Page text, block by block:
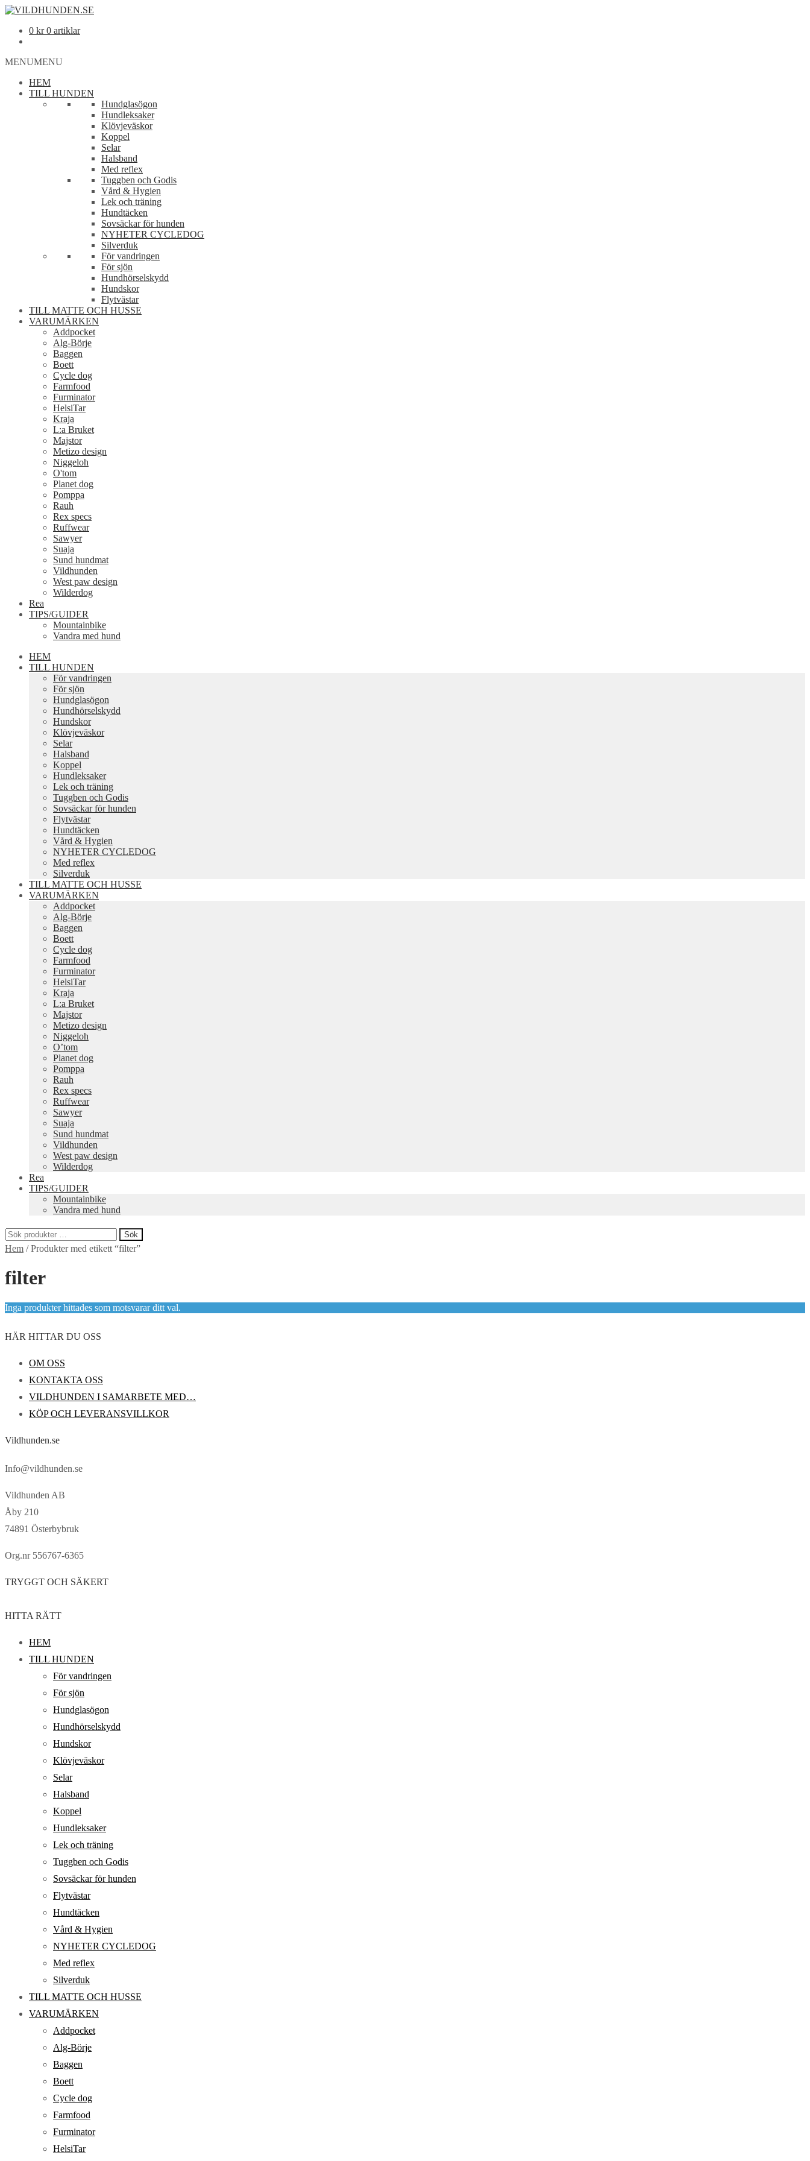
0 kr 0 artiklar
MENUMENU
HEM
TILL HUNDEN
Hundglasögon
Hundleksaker
Klövjeväskor
Koppel
Selar
Halsband
Med reflex
Tuggben och Godis
Vård & Hygien
Lek och träning
Hundtäcken
Sovsäckar för hunden
NYHETER CYCLEDOG
Silverduk
För vandringen
För sjön
Hundhörselskydd
Hundskor
Flytvästar
TILL MATTE OCH HUSSE
VARUMÄRKEN
Addpocket
Alg-Börje
Baggen
Boett
Cycle dog
Farmfood
Furminator
HelsiTar
Kraja
L:a Bruket
Majstor
Metizo design
Niggeloh
O'tom
Planet dog
Pomppa
Rauh
Rex specs
Ruffwear
Sawyer
Suaja
Sund hundmat
Vildhunden
West paw design
Wilderdog
Rea
TIPS/GUIDER
Mountainbike
Vandra med hund
HEM
TILL HUNDEN
För vandringen
För sjön
Hundglasögon
Hundhörselskydd
Hundskor
Klövjeväskor
Selar
Halsband
Koppel
Hundleksaker
Lek och träning
Tuggben och Godis
Sovsäckar för hunden
Flytvästar
Hundtäcken
Vård & Hygien
NYHETER CYCLEDOG
Med reflex
Silverduk
TILL MATTE OCH HUSSE
VARUMÄRKEN
Addpocket
Alg-Börje
Baggen
Boett
Cycle dog
Farmfood
Furminator
HelsiTar
Kraja
L:a Bruket
Majstor
Metizo design
Niggeloh
O’tom
Planet dog
Pomppa
Rauh
Rex specs
Ruffwear
Sawyer
Suaja
Sund hundmat
Vildhunden
West paw design
Wilderdog
Rea
TIPS/GUIDER
Mountainbike
Vandra med hund
Sök
efter:
Sök
Hem /Produkter med etikett “filter”
filter
Inga produkter hittades som motsvarar ditt val.
HÄR HITTAR DU OSS
OM OSS
KONTAKTA OSS
VILDHUNDEN I SAMARBETE MED…
KÖP OCH LEVERANSVILLKOR
Vildhunden.se
Info@vildhunden.se
Vildhunden AB
Åby 210
74891 Österbybruk
Org.nr 556767-6365
TRYGGT OCH SÄKERT
HITTA RÄTT
HEM
TILL HUNDEN
För vandringen
För sjön
Hundglasögon
Hundhörselskydd
Hundskor
Klövjeväskor
Selar
Halsband
Koppel
Hundleksaker
Lek och träning
Tuggben och Godis
Sovsäckar för hunden
Flytvästar
Hundtäcken
Vård & Hygien
NYHETER CYCLEDOG
Med reflex
Silverduk
TILL MATTE OCH HUSSE
VARUMÄRKEN
Addpocket
Alg-Börje
Baggen
Boett
Cycle dog
Farmfood
Furminator
HelsiTar